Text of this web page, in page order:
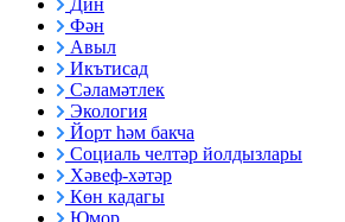
Дин
Фән
Авыл
Икътисад
Сәламәтлек
Экология
Йорт һәм бакча
Социаль челтәр йолдызлары
Хәвеф-хәтәр
Көн кадагы
Юмор